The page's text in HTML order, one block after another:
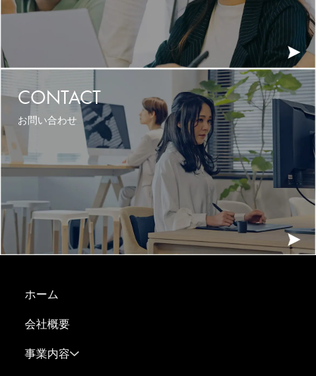
CONTACT
お問い合わせ
ホーム
会社概要
事業内容